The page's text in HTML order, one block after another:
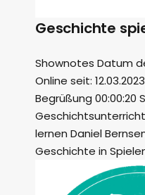
Geschichte
Shownotes Datum
Online seit:
Begrüßung 00:00:20
lernen Daniel
Geschichte in